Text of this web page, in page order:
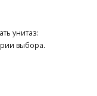
унитаз:
выбора.